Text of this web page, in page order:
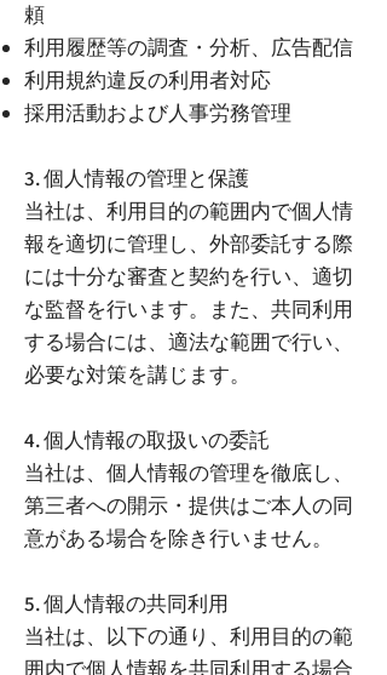
頼
利用履歴等の調査・分析、広告配信
利用規約違反の利用者対応
採用活動および人事労務管理
3. 個人情報の管理と保護
当社は、利用目的の範囲内で個人情
報を適切に管理し、外部委託する際
には十分な審査と契約を行い、適切
な監督を行います。また、共同利用
する場合には、適法な範囲で行い、
必要な対策を講じます。
4. 個人情報の取扱いの委託
当社は、個人情報の管理を徹底し、
第三者への開示・提供はご本人の同
意がある場合を除き行いません。
5. 個人情報の共同利用
当社は、以下の通り、利用目的の範
囲内で個人情報を共同利用する場合